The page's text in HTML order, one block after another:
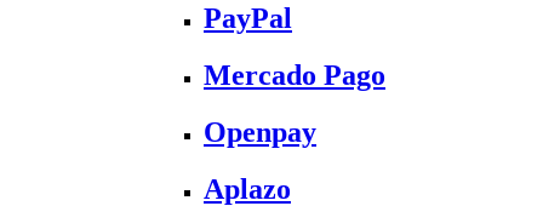
PayPal
Mercado Pago
Openpay
Aplazo